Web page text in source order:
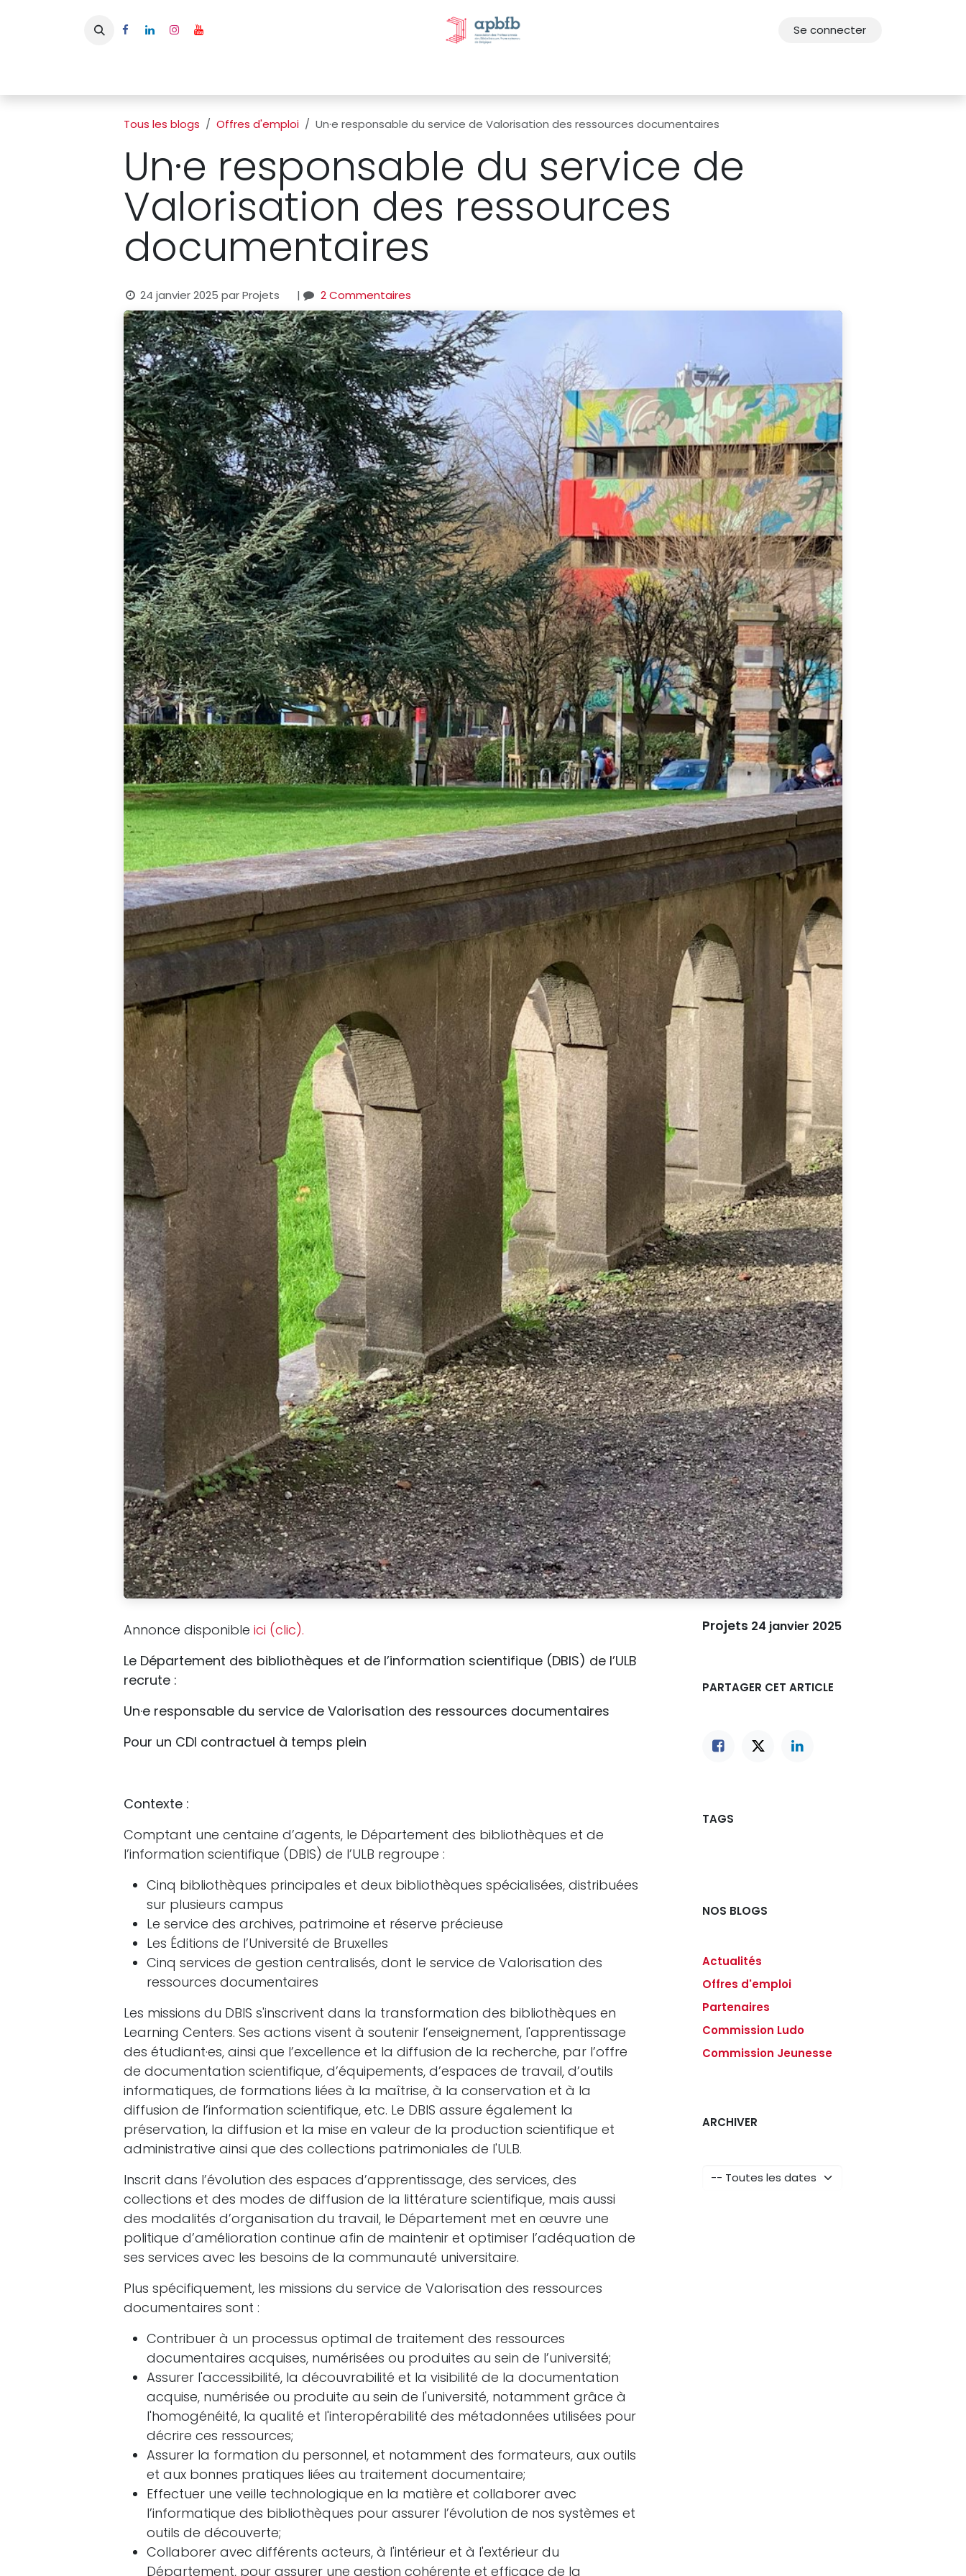
Se connecter
Tous les blogs Offres d'emploi Un·e responsable du service de Valorisation des ressources documentaires
Un·e responsable du service de
Valorisation des ressources
documentaires
24 janvier 2025 parProjets | 2 Commentaires
Annonce disponible ici (clic).
Le Département des bibliothèques et de l’information scientifique (DBIS) de l’ULB
recrute :
Un·e responsable du service de Valorisation des ressources documentaires
Pour un CDI contractuel à temps plein
Contexte :
Comptant une centaine d’agents, le Département des bibliothèques et de
l’information scientifique (DBIS) de l’ULB regroupe :
Cinq bibliothèques principales et deux bibliothèques spécialisées, distribuées
sur plusieurs campus
Le service des archives, patrimoine et réserve précieuse
Les Éditions de l’Université de Bruxelles
Cinq services de gestion centralisés, dont le service de Valorisation des
ressources documentaires
Les missions du DBIS s'inscrivent dans la transformation des bibliothèques en
Learning Centers. Ses actions visent à soutenir l’enseignement, l'apprentissage
des étudiant·es, ainsi que l’excellence et la diffusion de la recherche, par l’offre
de documentation scientifique, d’équipements, d’espaces de travail, d’outils
informatiques, de formations liées à la maîtrise, à la conservation et à la
diffusion de l’information scientifique, etc. Le DBIS assure également la
préservation, la diffusion et la mise en valeur de la production scientifique et
administrative ainsi que des collections patrimoniales de l'ULB.
Inscrit dans l’évolution des espaces d’apprentissage, des services, des
collections et des modes de diffusion de la littérature scientifique, mais aussi
des modalités d’organisation du travail, le Département met en œuvre une
politique d’amélioration continue afin de maintenir et optimiser l’adéquation de
ses services avec les besoins de la communauté universitaire.
Plus spécifiquement, les missions du service de Valorisation des ressources
documentaires sont :
Contribuer à un processus optimal de traitement des ressources
documentaires acquises, numérisées ou produites au sein de l’université;
Assurer l'accessibilité, la découvrabilité et la visibilité de la documentation
acquise, numérisée ou produite au sein de l'université, notamment grâce à
l'homogénéité, la qualité et l'interopérabilité des métadonnées utilisées pour
décrire ces ressources;
Assurer la formation du personnel, et notamment des formateurs, aux outils
et aux bonnes pratiques liées au traitement documentaire;
Effectuer une veille technologique en la matière et collaborer avec
l’informatique des bibliothèques pour assurer l’évolution de nos systèmes et
outils de découverte;
Collaborer avec différents acteurs, à l'intérieur et à l'extérieur du
Département, pour assurer une gestion cohérente et efficace de la
Projets 24 janvier 2025
PARTAGER CET ARTICLE
TAGS
NOS BLOGS
Actualités
Offres d'emploi
Partenaires
Commission Ludo
Commission Jeunesse
ARCHIVER